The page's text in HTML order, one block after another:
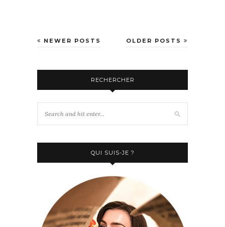
OLDER POSTS
NEWER POSTS
RECHERCHER
QUI SUIS-JE ?